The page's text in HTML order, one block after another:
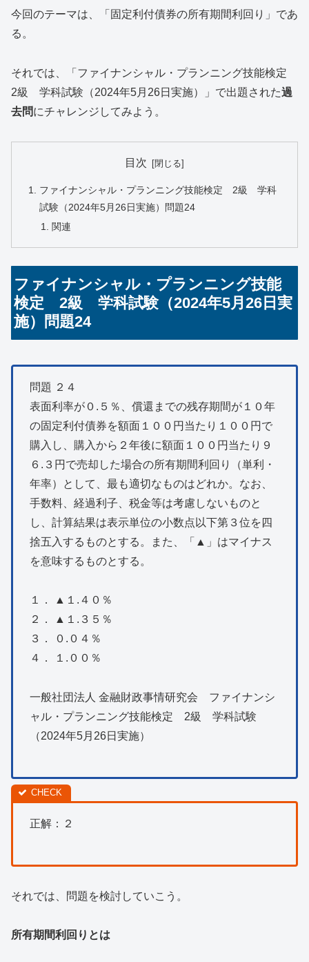
今回のテーマは、「固定利付債券の所有期間利回り」であ
る。
それでは、「ファイナンシャル・プランニング技能検定
2級 学科試験（2024年5月26日実施）」で出題された過
去問にチャレンジしてみよう。
目次
ファイナンシャル・プランニング技能検定 2級 学科
試験（2024年5月26日実施）問題24
関連
ファイナンシャル・プランニング技能
検定 2級 学科試験（2024年5月26日実
施）問題24
問題 ２４
表面利率が０.５％、償還までの残存期間が１０年
の固定利付債券を額面１００円当たり１００円で
購入し、購入から２年後に額面１００円当たり９
６.３円で売却した場合の所有期間利回り（単利・
年率）として、最も適切なものはどれか。なお、
手数料、経過利子、税金等は考慮しないものと
し、計算結果は表示単位の小数点以下第３位を四
捨五入するものとする。また、「▲」はマイナス
を意味するものとする。
１． ▲１.４０％
２． ▲１.３５％
３． ０.０４％
４． １.００％
一般社団法人 金融財政事情研究会 ファイナンシ
ャル・プランニング技能検定 2級 学科試験
（2024年5月26日実施）
正解：２
それでは、問題を検討していこう。
所有期間利回りとは